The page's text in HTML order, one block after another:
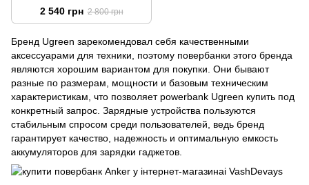
зарядка LED дисплеем и
индикатором заряда Внешний
роутера
2 540 грн 2 800 грн
Бренд Ugreen зарекомендовал себя качественными
аксессуарами для техники, поэтому повербанки этого бренда
являются хорошим вариантом для покупки. Они бывают
разные по размерам, мощности и базовым техническим
характеристикам, что позволяет powerbank Ugreen купить под
конкретный запрос. Зарядные устройства пользуются
стабильным спросом среди пользователей, ведь бренд
гарантирует качество, надежность и оптимальную емкость
аккумуляторов для зарядки гаджетов.